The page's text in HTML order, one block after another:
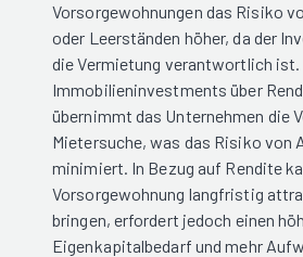
Vorsorgewohnungen das Risiko
oder Leerständen höher, da der
die Vermietung verantwortlich
Immobilieninvestments über
übernimmt das Unternehmen die
Mietersuche, was das Risiko von
minimiert. In Bezug auf Rendite
Vorsorgewohnung langfristig
bringen, erfordert jedoch einen
Eigenkapitalbedarf und mehr